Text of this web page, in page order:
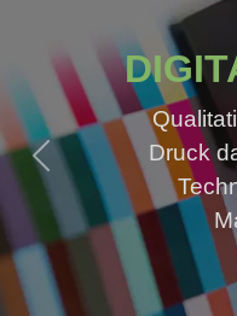
Druck
Previous